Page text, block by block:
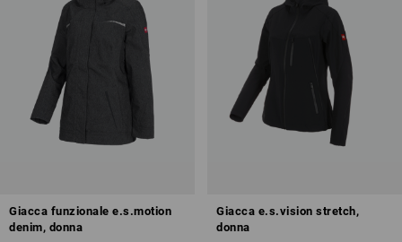
Giacca funzionale e.s.motion
denim, donna
Giacca e.s.vision stretch,
donna